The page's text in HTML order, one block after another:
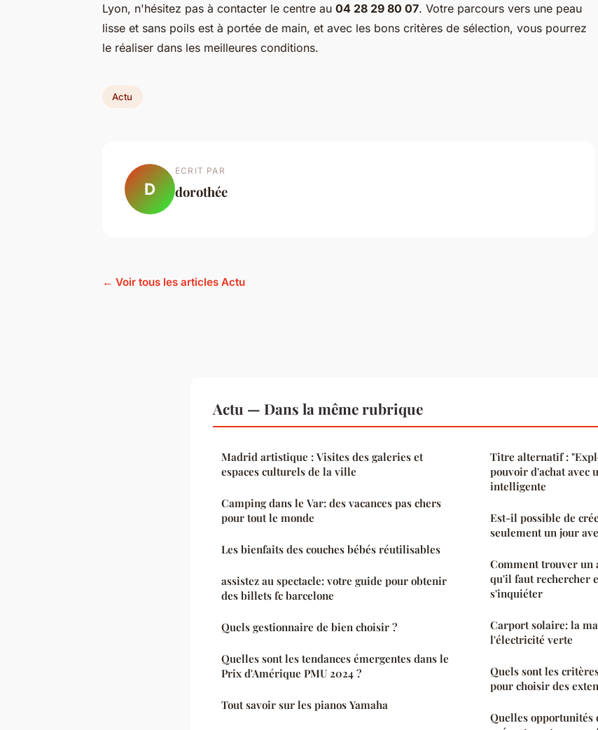
Lyon, n'hésitez pas à contacter le centre au 04 28 29 80 07. Votre parcours vers une peau
lisse et sans poils est à portée de main, et avec les bons critères de sélection, vous pourrez
le réaliser dans les meilleures conditions.
Actu
D
ECRIT PAR
dorothée
← Voir tous les articles Actu
Actu — Dans la même rubrique
Madrid artistique : Visites des galeries et
espaces culturels de la ville
Camping dans le Var: des vacances pas chers
pour tout le monde
Les bienfaits des couches bébés réutilisables
assistez au spectacle: votre guide pour obtenir
des billets fc barcelone
Quels gestionnaire de bien choisir ?
Quelles sont les tendances émergentes dans le
Prix d'Amérique PMU 2024 ?
Tout savoir sur les pianos Yamaha
Titre alternatif :
pouvoir d'achat avec
intelligente
Est-il possible de
seulement un jour
Comment trouver un
qu'il faut rechercher
s'inquiéter
Carport solaire: la
l'électricité verte
Quels sont les
pour choisir des
Quelles opportunités